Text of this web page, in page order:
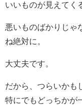
いいものが見えてく
悪いものばかりじゃ
ね絶対に。
大丈夫です。
だから、つらいかも
特にでもどっちかが